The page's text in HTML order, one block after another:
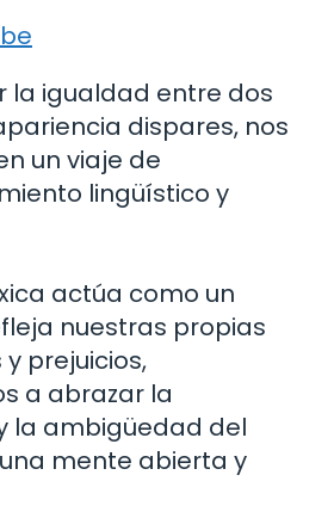
la igualdad entre dos
dispares, nos
un viaje de
lingüístico y
actúa como un
nuestras propias
prejuicios,
a abrazar la
la ambigüedad del
mente abierta y